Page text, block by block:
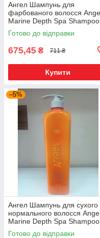
Ангел Шампунь для
фарбованого волосся
Marine Depth Spa Shampoo
1000ml
Готово до відправки
675,45 ₴ 711 ₴
Купити
–5%
Ангел Шампунь для сухого
нормального волосся
Marine Depth Spa Shampoo
Dry, Neutral, Ph 5.76 1000ml
Готово до відправки